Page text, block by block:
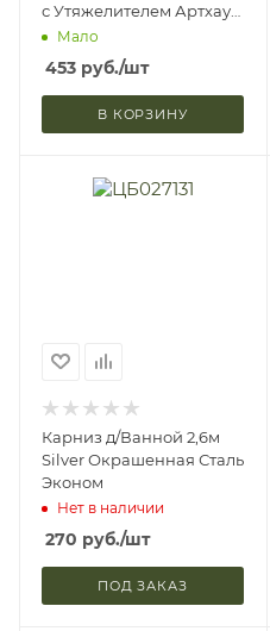
с Утяжелителем Артхаус
Ветта 461-447
Мало
453 руб./шт
В КОРЗИНУ
Карниз д/Ванной 2,6м
Silver Окрашенная Сталь
Эконом
Нет в наличии
270 руб./шт
ПОД ЗАКАЗ